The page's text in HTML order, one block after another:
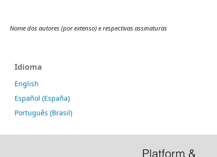
Nome dos autores (por extenso) e respectivas assinaturas
Idioma
English
Español (España)
Português (Brasil)